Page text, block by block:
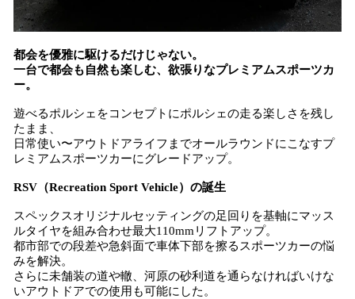
都会を優雅に駆けるだけじゃない。
一台で都会も自然も楽しむ、欲張りなプレミアムスポーツカ
ー。
遊べるポルシェをコンセプトにポルシェの走る楽しさを残し
たまま、
日常使い〜アウトドアライフまでオールラウンドにこなすプ
レミアムスポーツカーにグレードアップ。
RSV（Recreation Sport Vehicle）の誕生
スペックスオリジナルセッティングの足回りを基軸にマッス
ルタイヤを組み合わせ最大110mmリフトアップ。
都市部での段差や急斜面で車体下部を擦るスポーツカーの悩
みを解決。
さらに未舗装の道や轍、河原の砂利道を通らなければいけな
いアウトドアでの使用も可能にした。